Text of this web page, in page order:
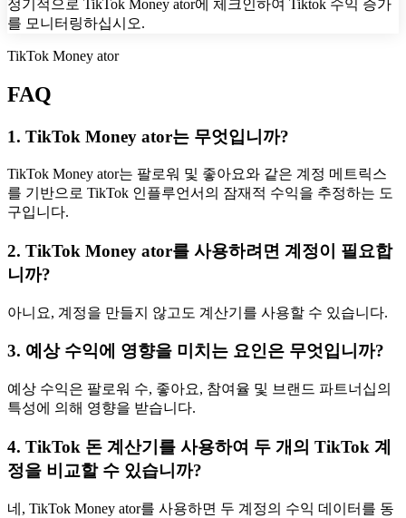
정기적으로 TikTok Money ator에 체크인하여 Tiktok 수익 증가
를 모니터링하십시오.
TikTok Money ator
FAQ
1. TikTok Money ator는 무엇입니까?
TikTok Money ator는 팔로워 및 좋아요와 같은 계정 메트릭스
를 기반으로 TikTok 인플루언서의 잠재적 수익을 추정하는 도
구입니다.
2. TikTok Money ator를 사용하려면 계정이 필요합
니까?
아니요, 계정을 만들지 않고도 계산기를 사용할 수 있습니다.
3. 예상 수익에 영향을 미치는 요인은 무엇입니까?
예상 수익은 팔로워 수, 좋아요, 참여율 및 브랜드 파트너십의
특성에 의해 영향을 받습니다.
4. TikTok 돈 계산기를 사용하여 두 개의 TikTok 계
정을 비교할 수 있습니까?
네, TikTok Money ator를 사용하면 두 계정의 수익 데이터를 동